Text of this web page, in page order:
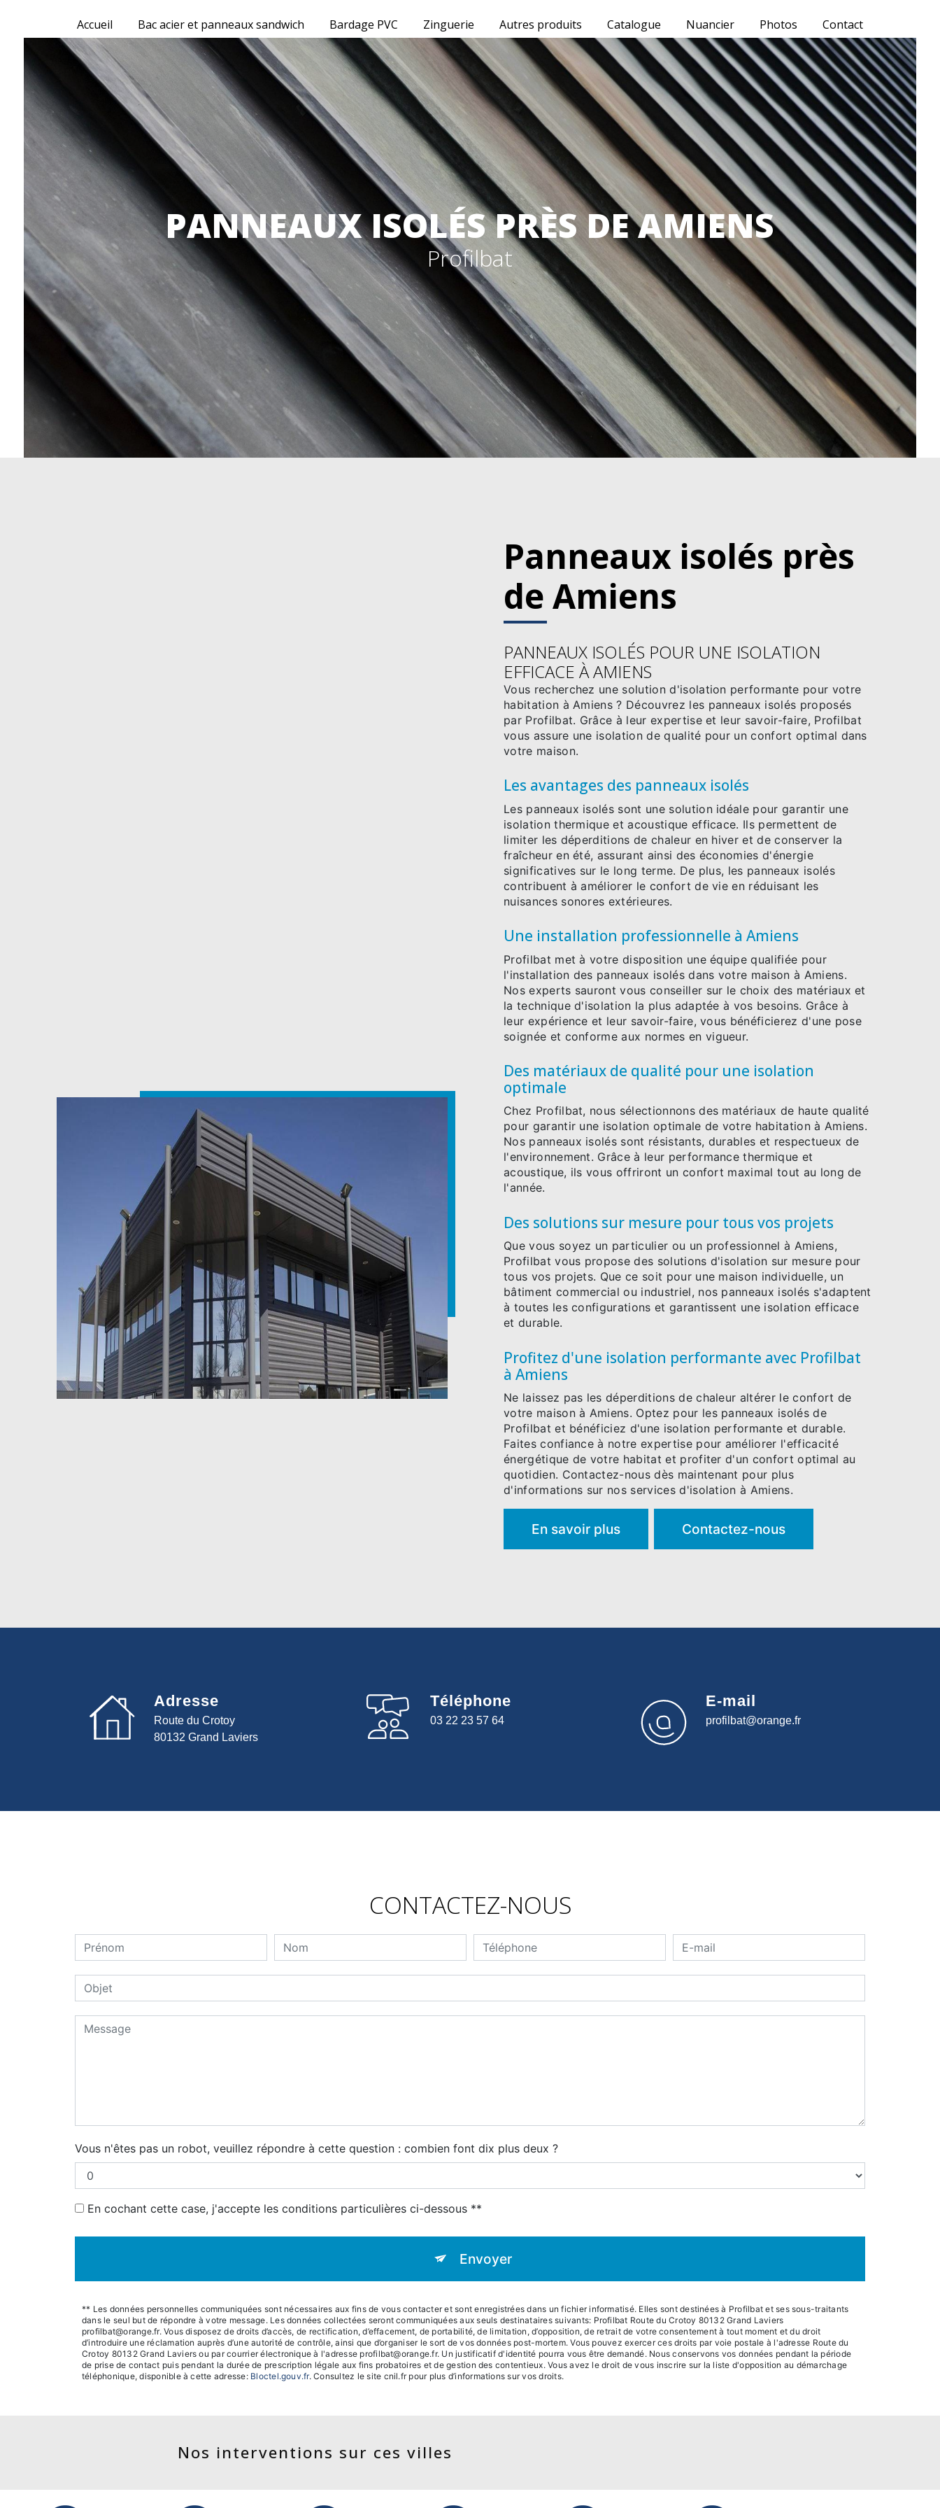
Accueil Bac acier et panneaux sandwich Bardage PVC Zinguerie Autres produits Catalogue Nuancier Photos Contact
PANNEAUX ISOLÉS PRÈS DE AMIENS
Profilbat
Panneaux isolés près
de Amiens
PANNEAUX ISOLÉS POUR UNE ISOLATION
EFFICACE À AMIENS
Vous recherchez une solution d'isolation performante pour votre
habitation à Amiens ? Découvrez les panneaux isolés proposés
par Profilbat. Grâce à leur expertise et leur savoir-faire, Profilbat
vous assure une isolation de qualité pour un confort optimal dans
votre maison.
Les avantages des panneaux isolés
Les panneaux isolés sont une solution idéale pour garantir une
isolation thermique et acoustique efficace. Ils permettent de
limiter les déperditions de chaleur en hiver et de conserver la
fraîcheur en été, assurant ainsi des économies d'énergie
significatives sur le long terme. De plus, les panneaux isolés
contribuent à améliorer le confort de vie en réduisant les
nuisances sonores extérieures.
Une installation professionnelle à Amiens
Profilbat met à votre disposition une équipe qualifiée pour
l'installation des panneaux isolés dans votre maison à Amiens.
Nos experts sauront vous conseiller sur le choix des matériaux et
la technique d'isolation la plus adaptée à vos besoins. Grâce à
leur expérience et leur savoir-faire, vous bénéficierez d'une pose
soignée et conforme aux normes en vigueur.
Des matériaux de qualité pour une isolation
optimale
Chez Profilbat, nous sélectionnons des matériaux de haute qualité
pour garantir une isolation optimale de votre habitation à Amiens.
Nos panneaux isolés sont résistants, durables et respectueux de
l'environnement. Grâce à leur performance thermique et
acoustique, ils vous offriront un confort maximal tout au long de
l'année.
Des solutions sur mesure pour tous vos projets
Que vous soyez un particulier ou un professionnel à Amiens,
Profilbat vous propose des solutions d'isolation sur mesure pour
tous vos projets. Que ce soit pour une maison individuelle, un
bâtiment commercial ou industriel, nos panneaux isolés s'adaptent
à toutes les configurations et garantissent une isolation efficace
et durable.
Profitez d'une isolation performante avec Profilbat
à Amiens
Ne laissez pas les déperditions de chaleur altérer le confort de
votre maison à Amiens. Optez pour les panneaux isolés de
Profilbat et bénéficiez d'une isolation performante et durable.
Faites confiance à notre expertise pour améliorer l'efficacité
énergétique de votre habitat et profiter d'un confort optimal au
quotidien. Contactez-nous dès maintenant pour plus
d'informations sur nos services d'isolation à Amiens.
En savoir plus Contactez-nous
Adresse
Route du Crotoy
80132 Grand Laviers
Téléphone
03 22 23 57 64
E-mail
profilbat@orange.fr
CONTACTEZ-NOUS
Vous n'êtes pas un robot, veuillez répondre à cette question : combien font dix plus deux ?
En cochant cette case, j'accepte les conditions particulières ci-dessous **
Envoyer
** Les données personnelles communiquées sont nécessaires aux fins de vous contacter et sont enregistrées dans un fichier informatisé. Elles sont destinées à Profilbat et ses sous-traitants
dans le seul but de répondre à votre message. Les données collectées seront communiquées aux seuls destinataires suivants: Profilbat Route du Crotoy 80132 Grand Laviers
profilbat@orange.fr. Vous disposez de droits d’accès, de rectification, d’effacement, de portabilité, de limitation, d’opposition, de retrait de votre consentement à tout moment et du droit
d’introduire une réclamation auprès d’une autorité de contrôle, ainsi que d’organiser le sort de vos données post-mortem. Vous pouvez exercer ces droits par voie postale à l'adresse Route du
Crotoy 80132 Grand Laviers ou par courrier électronique à l'adresse profilbat@orange.fr. Un justificatif d'identité pourra vous être demandé. Nous conservons vos données pendant la période
de prise de contact puis pendant la durée de prescription légale aux fins probatoires et de gestion des contentieux. Vous avez le droit de vous inscrire sur la liste d'opposition au démarchage
téléphonique, disponible à cette adresse: Bloctel.gouv.fr. Consultez le site cnil.fr pour plus d’informations sur vos droits.
Nos interventions sur ces villes